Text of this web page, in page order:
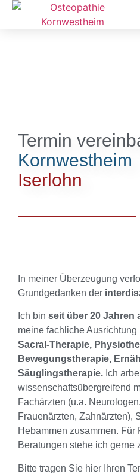
Termin
Kornwestheim
Iserlohn
In meiner Überzeugung
Grundgedanken der
Ich bin seit über 20 Jahren
meine fachliche Ausrichtung
Sacral-Therapie,
Bewegungstherapie,
Säuglingstherapie. Ich
wissenschaftsübergreifend
Fachärzten (u.a.
Frauenärzten, Zahnärzten),
Hebammen zusammen. Für
Beratungen stehe ich gerne
Bitte tragen Sie hier Ihren